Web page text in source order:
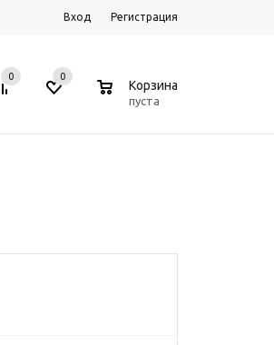
Вход Регистрация
0 0
Корзина
пуста